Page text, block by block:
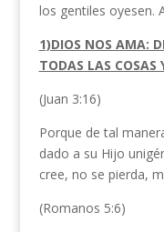
los gentiles oyesen.
1)DIOS NOS AMA:
TODAS LAS COSAS
(Juan 3:16)
Porque de tal
dado a su Hijo
cree, no se pierda,
(Romanos 5:6)